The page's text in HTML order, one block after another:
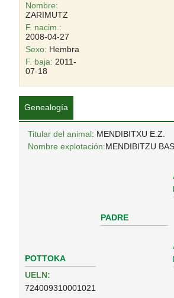
Nombre:
ZARIMUTZ
F. nacim.:
2008-04-27
Sexo: Hembra
F. baja: 2011-
07-18
Genealogía
Titular del animal: MENDIBITXU E.Z.
Nombre explotación:MENDIBITZU
POTTOKA
UELN:
724009310001021
PADRE